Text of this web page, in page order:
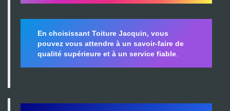
En choisissant Toiture Jacquin, vous
pouvez vous attendre à un savoir-faire de
qualité supérieure et à un service fiable